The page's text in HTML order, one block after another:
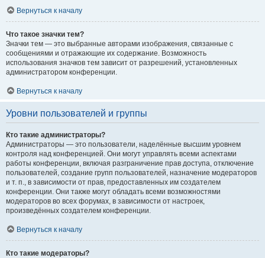
Вернуться к началу
Что такое значки тем?
Значки тем — это выбранные авторами изображения, связанные с
сообщениями и отражающие их содержание. Возможность
использования значков тем зависит от разрешений, установленных
администратором конференции.
Вернуться к началу
Уровни пользователей и группы
Кто такие администраторы?
Администраторы — это пользователи, наделённые высшим уровнем
контроля над конференцией. Они могут управлять всеми аспектами
работы конференции, включая разграничение прав доступа, отключение
пользователей, создание групп пользователей, назначение модераторов
и т. п., в зависимости от прав, предоставленных им создателем
конференции. Они также могут обладать всеми возможностями
модераторов во всех форумах, в зависимости от настроек,
произведённых создателем конференции.
Вернуться к началу
Кто такие модераторы?